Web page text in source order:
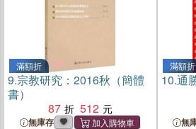
滿額折
9.宗教研究：2016秋（簡體
書）
87
512
無庫存
滿額折
10.通
無